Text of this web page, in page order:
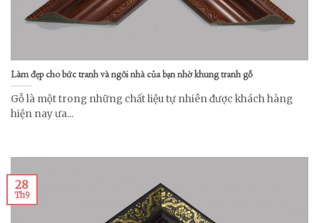
Làm đẹp cho bức tranh và ngôi nhà của bạn nhờ khung tranh gỗ
Gỗ là một trong những chất liệu tự nhiên được khách hàng
hiện nay ưa...
28
Th9